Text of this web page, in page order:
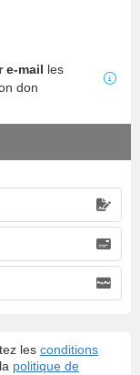
e-mail les
don
les conditions
politique de